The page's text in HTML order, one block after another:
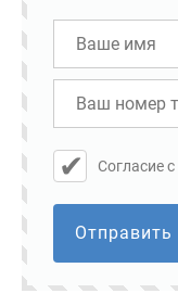
Cогласие с
Отправить